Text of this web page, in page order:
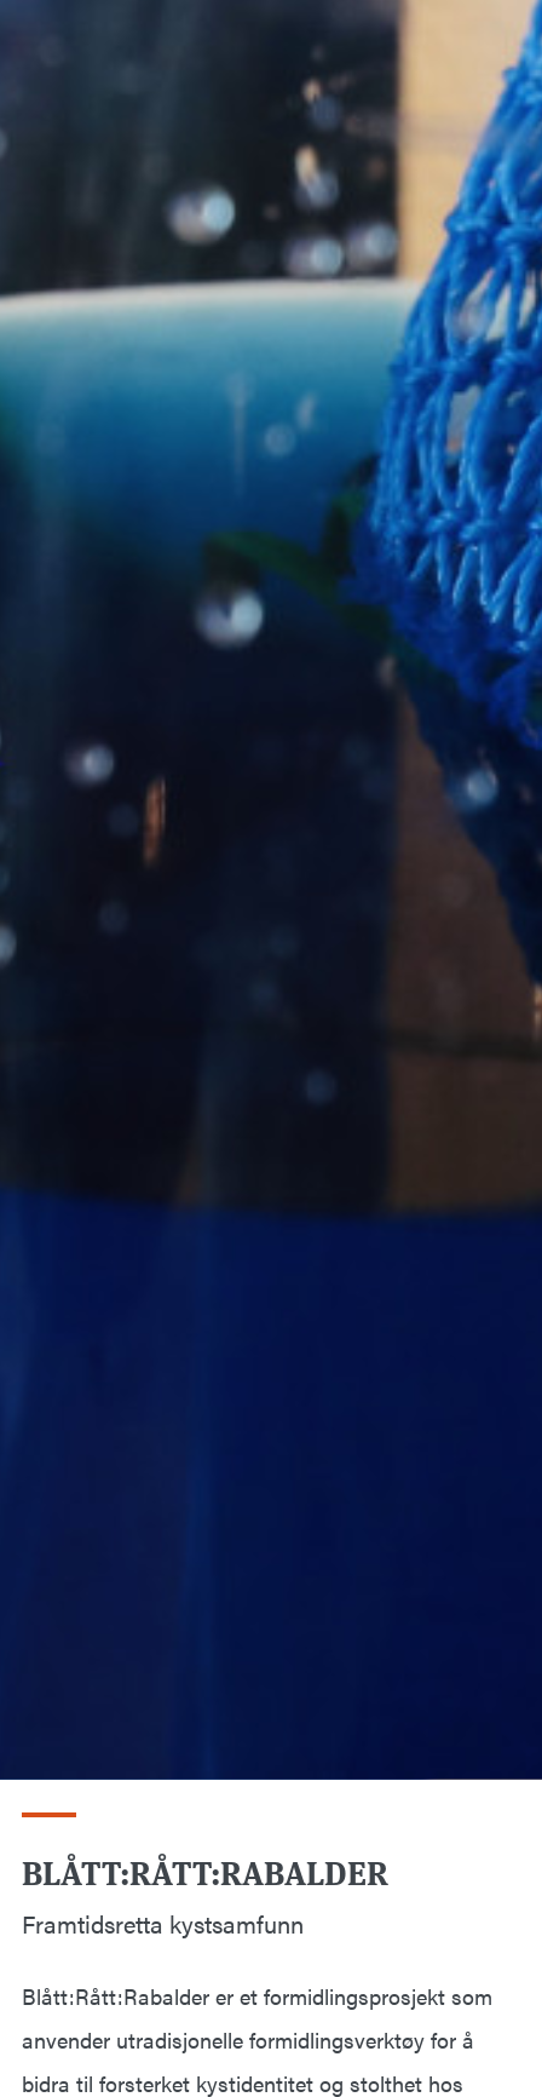
BLÅTT:RÅTT:RABALDER
Framtidsretta kystsamfunn
Blått:Rått:Rabalder er et formidlingsprosjekt som
anvender utradisjonelle formidlingsverktøy for å
bidra til forsterket kystidentitet og stolthet hos